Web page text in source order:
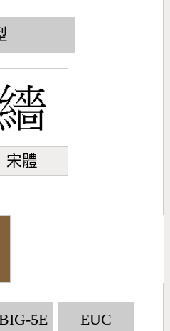
宋體
5E EUC